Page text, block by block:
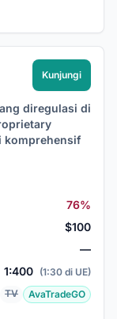
Kunjungi
diregulasi di
komprehensif
76%
$100
—
1:400 (1:30 di UE)
TV AvaTradeGO